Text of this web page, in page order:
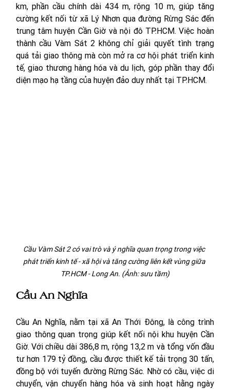
km, phần cầu chính dài 434 m, rộng 10 m, giúp tăng
cường kết nối từ xã Lý Nhơn qua đường Rừng Sác đến
trung tâm huyện Cần Giờ và nội đô TP.HCM. Việc hoàn
thành cầu Vàm Sát 2 không chỉ giải quyết tình trạng
quá tải giao thông mà còn mở ra cơ hội phát triển kinh
tế, giao thương hàng hóa và du lịch, góp phần thay đổi
diện mạo hạ tầng của huyện đảo duy nhất tại TP.HCM.
Cầu Vàm Sát 2 có vai trò và ý nghĩa quan trọng trong việc
phát triển kinh tế - xã hội và tăng cường liên kết vùng giữa
TP.HCM - Long An. (Ảnh: sưu tầm)
Cầu An Nghĩa
Cầu An Nghĩa, nằm tại xã An Thới Đông, là công trình
giao thông quan trọng giúp kết nối nội khu huyện Cần
Giờ. Với chiều dài 386,8 m, rộng 13,2 m và tổng vốn đầu
tư hơn 179 tỷ đồng, cầu được thiết kế tải trọng 30 tấn,
đồng bộ với tuyến đường Rừng Sác. Nhờ có cầu, việc di
chuyển, vận chuyển hàng hóa và sinh hoạt hằng ngày